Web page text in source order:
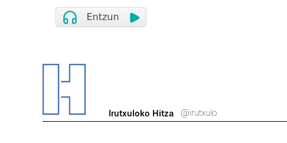
Irutxuloko Hitza @irutxulo